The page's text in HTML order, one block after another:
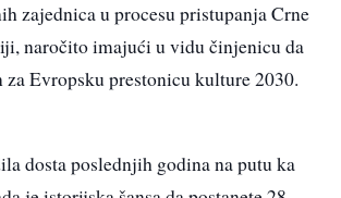
zajednica u procesu pristupanja Crne
naročito imajući u vidu činjenicu da
Evropsku prestonicu kulture 2030.
dosta poslednjih godina na putu ka